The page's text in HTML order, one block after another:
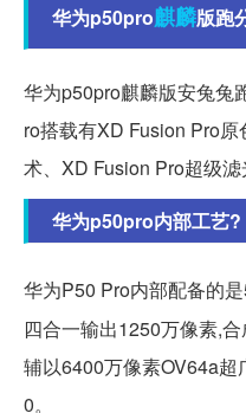
华为p50pro麒麟版跑
华为p50pro麒麟版安兔兔
ro搭载有XD Fusion Pro
术、XD Fusion Pro超级滤
华为p50pro内部工艺?
华为P50 Pro内部配备的
四合一输出1250万像素,
辅以6400万像素OV64a
0。